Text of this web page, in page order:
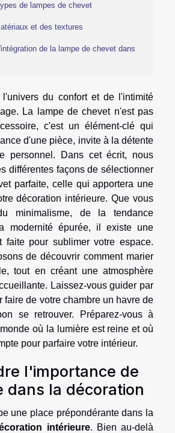
de lampes de chevet
et des textures
de la lampe de chevet dans
l'univers du confort et de l'intimité
La lampe de chevet n'est pas
c'est un élément-clé qui
d'une pièce, invite à la détente
personnel. Dans cet écrit, nous
différentes façons de sélectionner
parfaite, celle qui apportera une
décoration intérieure. Que vous
minimalisme, de la tendance
modernité épurée, il existe une
faite pour sublimer votre espace.
de découvrir comment marier
tout en créant une atmosphère
Laissez-vous guider par
faire de votre chambre un havre de
se retrouver. Préparez-vous à
où la lumière est reine et où
pour parfaire votre intérieur.
l'importance de
dans la décoration
une place prépondérante dans la
intérieure. Bien au-delà